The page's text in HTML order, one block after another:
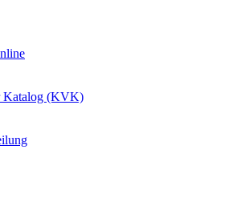
Katalog (KVK)